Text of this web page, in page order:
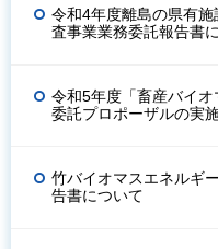
令和4年度離島の県有
査事業業務委託報告書
令和5年度「畜産バイ
委託プロポーザルの実
竹バイオマスエネルギ
告書について